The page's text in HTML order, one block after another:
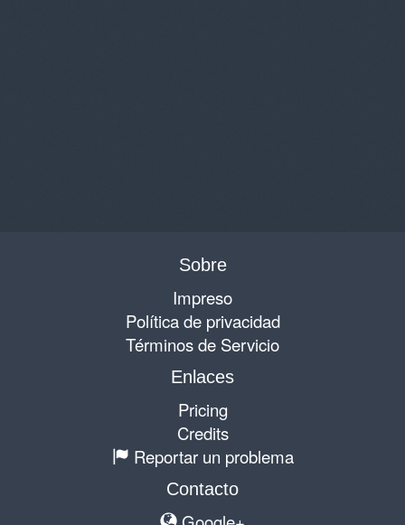
Sobre
Impreso
Política de privacidad
Términos de Servicio
Enlaces
Pricing
Credits
Reportar un problema
Contacto